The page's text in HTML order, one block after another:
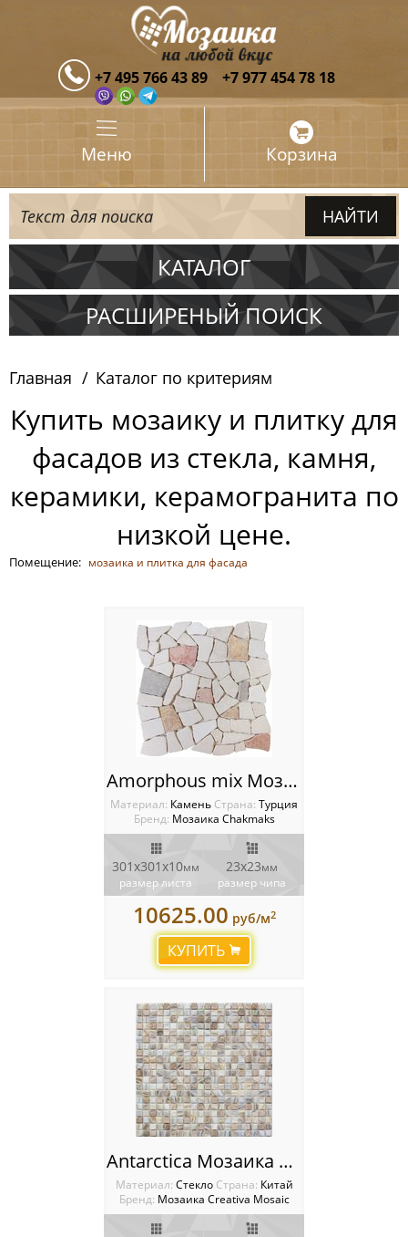
+7 495 766 43 89 +7 977 454 78 18
Меню Корзина
КАТАЛОГ
Испания
Китай
Россия
РАСШИРЕНЫЙ ПОИСК
Главная Каталог по критериям
Купить мозаику и плитку для
фасадов из стекла, камня,
керамики, керамогранита по
низкой цене.
Помещение: мозаика и плитка для фасада
Amorphous mix Мозаика Chakmaks
Материал: Камень Cтрана: Турция
Бренд: Мозаика Chakmaks
301х301х10мм
размер листа
23х23мм
размер чипа
10625.00 руб/м2
КУПИТЬ
Antarctica Мозаика Creativa mosaic Amber
Материал: Стекло Cтрана: Китай
Бренд: Мозаика Creativa Mosaic